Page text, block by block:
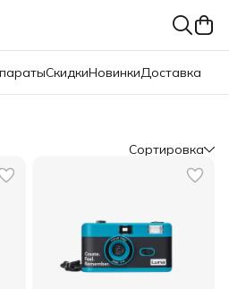
СкидкиНовинкиДоставка
Сортировка